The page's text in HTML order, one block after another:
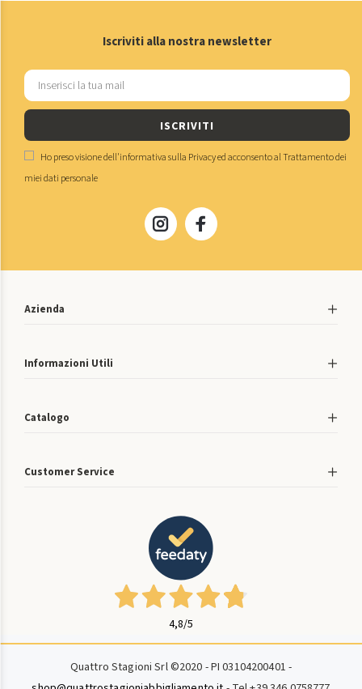
Iscriviti alla nostra newsletter
ISCRIVITI
Ho preso visione dell'informativa sulla Privacyed acconsento alTrattamento dei
miei dati personale
Azienda
Informazioni Utili
Catalogo
Customer Service
4,8/5
Quattro Stagioni Srl ©2020 - PI 03104200401 -